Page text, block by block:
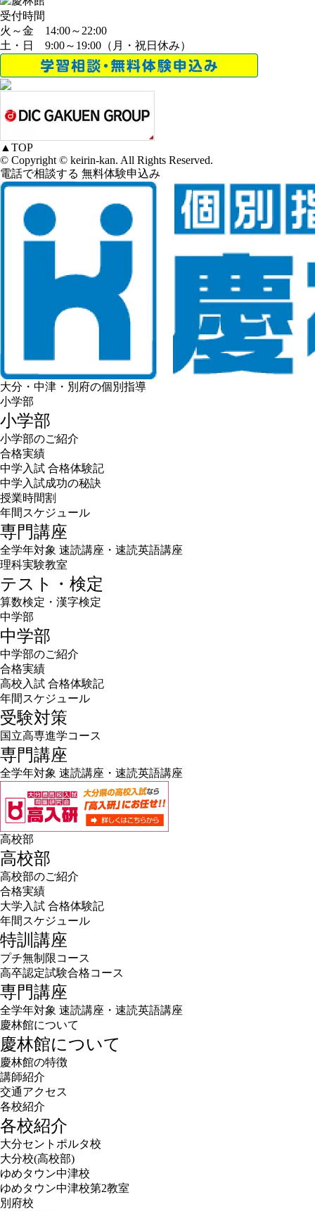
受付時間
火～金 14:00～22:00
土・日 9:00～19:00（月・祝日休み）
▲ TOP
© Copyright © keirin-kan. All Rights Reserved.
電話で相談する 無料体験申込み
大分・中津・別府の個別指導
小学部
小学部
小学部のご紹介
合格実績
中学入試 合格体験記
中学入試成功の秘訣
授業時間割
年間スケジュール
専門講座
全学年対象 速読講座・速読英語講座
理科実験教室
テスト・検定
算数検定・漢字検定
中学部
中学部
中学部のご紹介
合格実績
高校入試 合格体験記
年間スケジュール
受験対策
国立高専進学コース
専門講座
全学年対象 速読講座・速読英語講座
高校部
高校部
高校部のご紹介
合格実績
大学入試 合格体験記
年間スケジュール
特訓講座
プチ無制限コース
高卒認定試験合格コース
専門講座
全学年対象 速読講座・速読英語講座
慶林館について
慶林館について
慶林館の特徴
講師紹介
交通アクセス
各校紹介
各校紹介
大分セントポルタ校
大分校(高校部)
ゆめタウン中津校
ゆめタウン中津校第2教室
別府校